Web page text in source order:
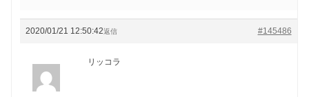
2020/01/21 12:50:42 #145486
返信
リッコラ